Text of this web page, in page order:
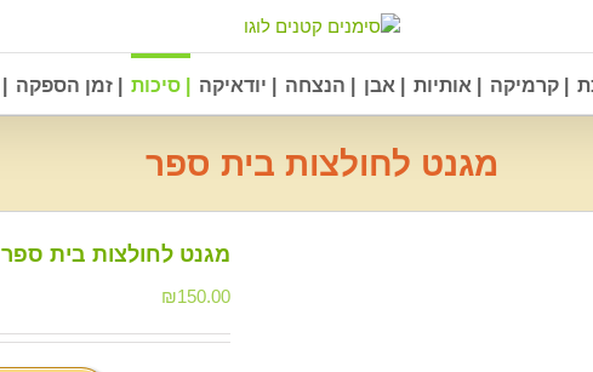
| קרמיקה | אותיות | אבן | הנצחה | יודאיקה | סיכות | זמן הספקה
מגנט לחולצות בית ספר
מגנט לחולצות בית ספר
₪150.00